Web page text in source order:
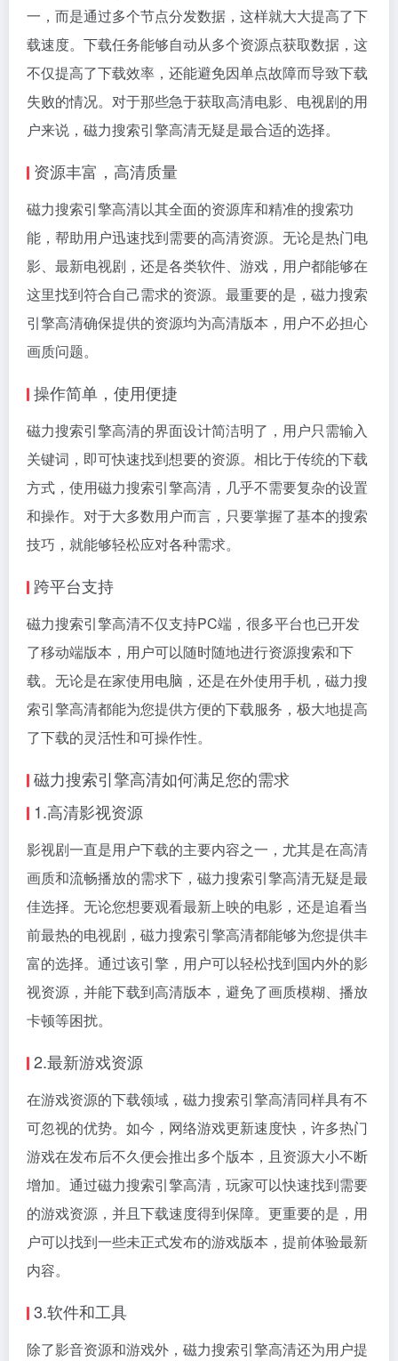
一，而是通过多个节点分发数据，这样就大大提高了下
载速度。下载任务能够自动从多个资源点获取数据，这
不仅提高了下载效率，还能避免因单点故障而导致下载
失败的情况。对于那些急于获取高清电影、电视剧的用
户来说， 磁力搜索引擎高清无疑是最合适的选择。
资源丰富，高清质量
磁力搜索引擎高清以其全面的资源库和精准的搜索功
能，帮助用户迅速找到需要的高清资源。无论是热门电
影、最新电视剧，还是各类软件、游戏，用户都能够在
这里找到符合自己需求的资源。最重要的是， 磁力搜索
引擎高清确保提供的资源均为高清版本，用户不必担心
画质问题。
操作简单，使用便捷
磁力搜索引擎高清的界面设计简洁明了，用户只需输入
关键词，即可快速找到想要的资源。相比于传统的下载
方式，使用磁力搜索引擎高清，几乎不需要复杂的设置
和操作。对于大多数用户而言，只要掌握了基本的搜索
技巧，就能够轻松应对各种需求。
跨平台支持
磁力搜索引擎高清不仅支持PC端，很多平台也已开发
了移动端版本，用户可以随时随地进行资源搜索和下
载。无论是在家使用电脑，还是在外使用手机，磁力搜
索引擎高清都能为您提供方便的下载服务，极大地提高
了下载的灵活性和可操作性。
磁力搜索引擎高清如何满足您的需求
1.高清影视资源
影视剧一直是用户下载的主要内容之一，尤其是在高清
画质和流畅播放的需求下，磁力搜索引擎高清无疑是最
佳选择。无论您想要观看最新上映的电影，还是追看当
前最热的电视剧，磁力搜索引擎高清都能够为您提供丰
富的选择。通过该引擎，用户可以轻松找到国内外的影
视资源，并能下载到高清版本，避免了画质模糊、播放
卡顿等困扰。
2.最新游戏资源
在游戏资源的下载领域，磁力搜索引擎高清同样具有不
可忽视的优势。如今，网络游戏更新速度快，许多热门
游戏在发布后不久便会推出多个版本，且资源大小不断
增加。通过磁力搜索引擎高清，玩家可以快速找到需要
的游戏资源，并且下载速度得到保障。更重要的是，用
户可以找到一些未正式发布的游戏版本，提前体验最新
内容。
3.软件和工具
除了影音资源和游戏外，磁力搜索引擎高清还为用户提